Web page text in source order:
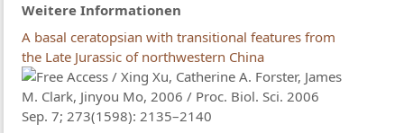
Weitere Informationen
A basal ceratopsian with transitional features from
the Late Jurassic of northwestern China
/ Xing Xu, Catherine A. Forster, James
M. Clark, Jinyou Mo, 2006 / Proc. Biol. Sci. 2006
Sep. 7; 273(1598): 2135–2140